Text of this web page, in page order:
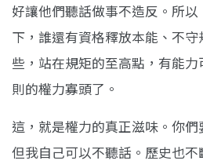
好讓他們聽話做事不造反。所
下，誰還有資格釋放本能、不
些，站在規矩的至高點，有能
則的權力寡頭了。
這，就是權力的真正滋味。你們
但我自己可以不聽話。歷史也